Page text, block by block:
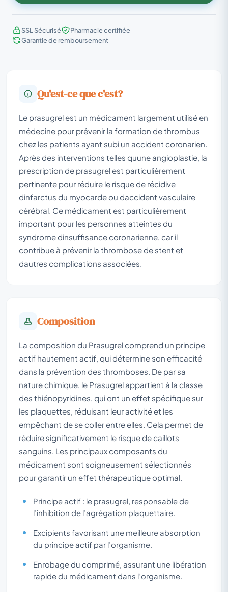
SSL Sécurisé
Pharmacie certifiée
Garantie de remboursement
Qu'est-ce que c'est?
Le prasugrel est un médicament largement utilisé en
médecine pour prévenir la formation de thrombus
chez les patients ayant subi un accident coronarien.
Après des interventions telles quune angioplastie, la
prescription de prasugrel est particulièrement
pertinente pour réduire le risque de récidive
dinfarctus du myocarde ou daccident vasculaire
cérébral. Ce médicament est particulièrement
important pour les personnes atteintes du
syndrome dinsuffisance coronarienne, car il
contribue à prévenir la thrombose de stent et
dautres complications associées.
Composition
La composition du Prasugrel comprend un principe
actif hautement actif, qui détermine son efficacité
dans la prévention des thromboses. De par sa
nature chimique, le Prasugrel appartient à la classe
des thiénopyridines, qui ont un effet spécifique sur
les plaquettes, réduisant leur activité et les
empêchant de se coller entre elles. Cela permet de
réduire significativement le risque de caillots
sanguins. Les principaux composants du
médicament sont soigneusement sélectionnés
pour garantir un effet thérapeutique optimal.
Principe actif : le prasugrel, responsable de
l’inhibition de l’agrégation plaquettaire.
Excipients favorisant une meilleure absorption
du principe actif par l’organisme.
Enrobage du comprimé, assurant une libération
rapide du médicament dans l’organisme.